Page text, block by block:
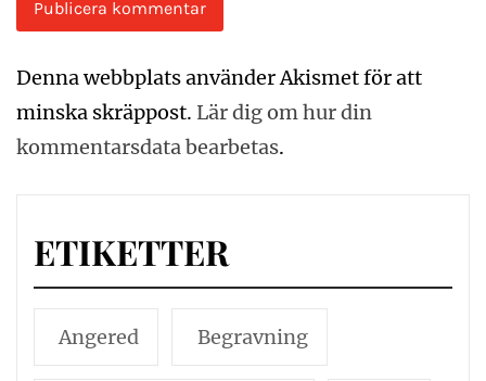
Denna webbplats använder Akismet för att
minska skräppost. Lär dig om hur din
kommentarsdata bearbetas.
ETIKETTER
Angered Begravning